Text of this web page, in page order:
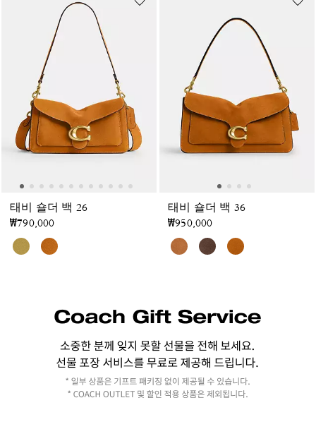
태비 숄더 백 26
₩790,000
태비 숄더 백 36
₩950,000